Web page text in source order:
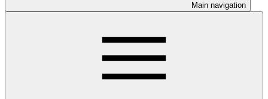
Main navigation